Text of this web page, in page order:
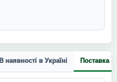
В наявності в Україні Поставка